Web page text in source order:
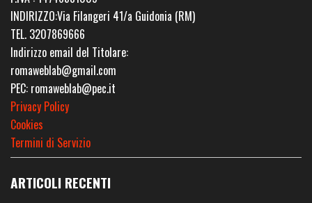
INDIRIZZO:Via Filangeri 41/a Guidonia (RM)
TEL. 3207869666
Indirizzo email del Titolare:
romaweblab@gmail.com
PEC: romaweblab@pec.it
Privacy Policy
Cookies
Termini di Servizio
ARTICOLI RECENTI